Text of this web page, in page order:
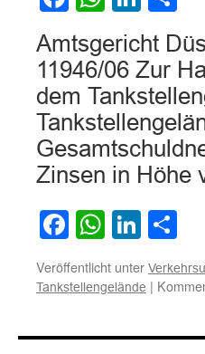
Amtsgericht
11946/06 Zur
dem
Zinsen in
Facebook
Veröffentlicht unter
Tankstellengelände |